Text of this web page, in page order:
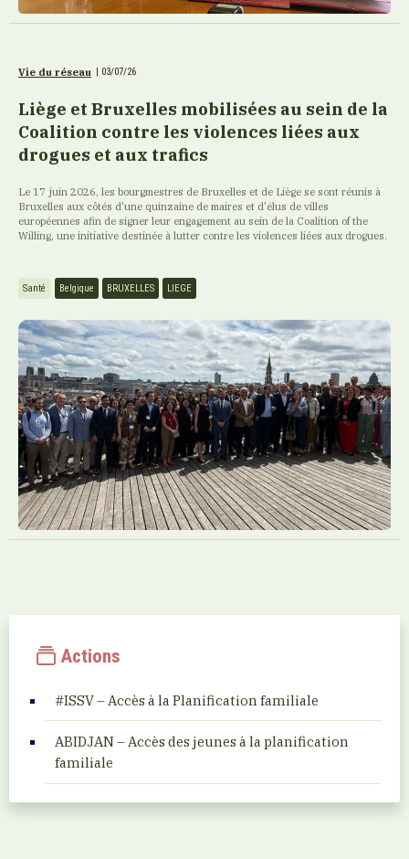
Vie du réseau | 03/07/26
Liège et Bruxelles mobilisées au sein de la
Coalition contre les violences liées aux
drogues et aux trafics
Le 17 juin 2026, les bourgmestres de Bruxelles et de Liège se sont réunis à
Bruxelles aux côtés d'une quinzaine de maires et d'élus de villes
européennes afin de signer leur engagement au sein de la Coalition of the
Willing, une initiative destinée à lutter contre les violences liées aux drogues.
Santé Belgique BRUXELLES LIEGE
Actions
#ISSV – Accès à la Planification familiale
ABIDJAN – Accès des jeunes à la planification
familiale